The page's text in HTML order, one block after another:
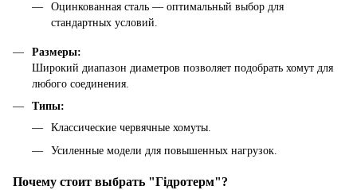
Оцинкованная сталь — оптимальный выбор для
стандартных условий.
Размеры:
Широкий диапазон диаметров позволяет подобрать хомут для
любого соединения.
Типы:
Классические червячные хомуты.
Усиленные модели для повышенных нагрузок.
Почему стоит выбрать "Гідротерм"?